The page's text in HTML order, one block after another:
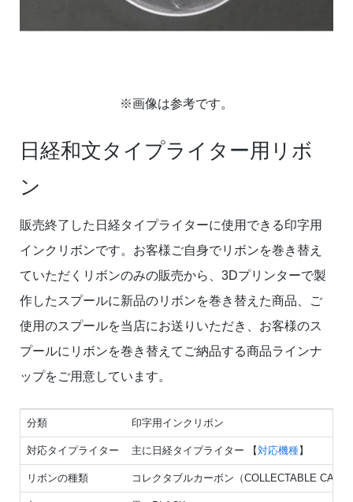
※画像は参考です。
日経和文タイプライター用リボ
ン
販売終了した日経タイプライターに使用できる印字用
インクリボンです。お客様ご自身でリボンを巻き替え
ていただくリボンのみの販売から、3Dプリンターで製
作したスプールに新品のリボンを巻き替えた商品、ご
使用のスプールを当店にお送りいただき、お客様のス
プールにリボンを巻き替えてご納品する商品ラインナ
ップをご用意しています。
分類 印字用インクリボン
対応タイプライター 主に日経タイプライター 【対応機種】
リボンの種類 コレクタブルカーボン（COLLECTABLE